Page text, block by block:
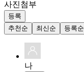
사진첨부
등록
추천순
최신순 등록순
나